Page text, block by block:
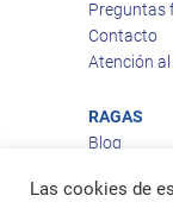
Preguntas
Contacto
Atención
RAGAS
Blog
Política de
Las cookies de